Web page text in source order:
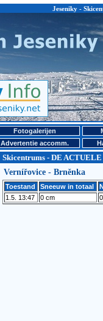
Jeseniky -
Fotogalerijen
Advertentie accomm.
Skicentrums - DE
Vernířovice - Brněnka
Toestand Sneeuw in totaal
1.5. 13:47
0 cm